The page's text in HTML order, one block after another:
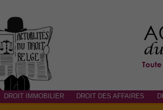
DROIT IMMOBILIER DROIT DES AFFAIRES